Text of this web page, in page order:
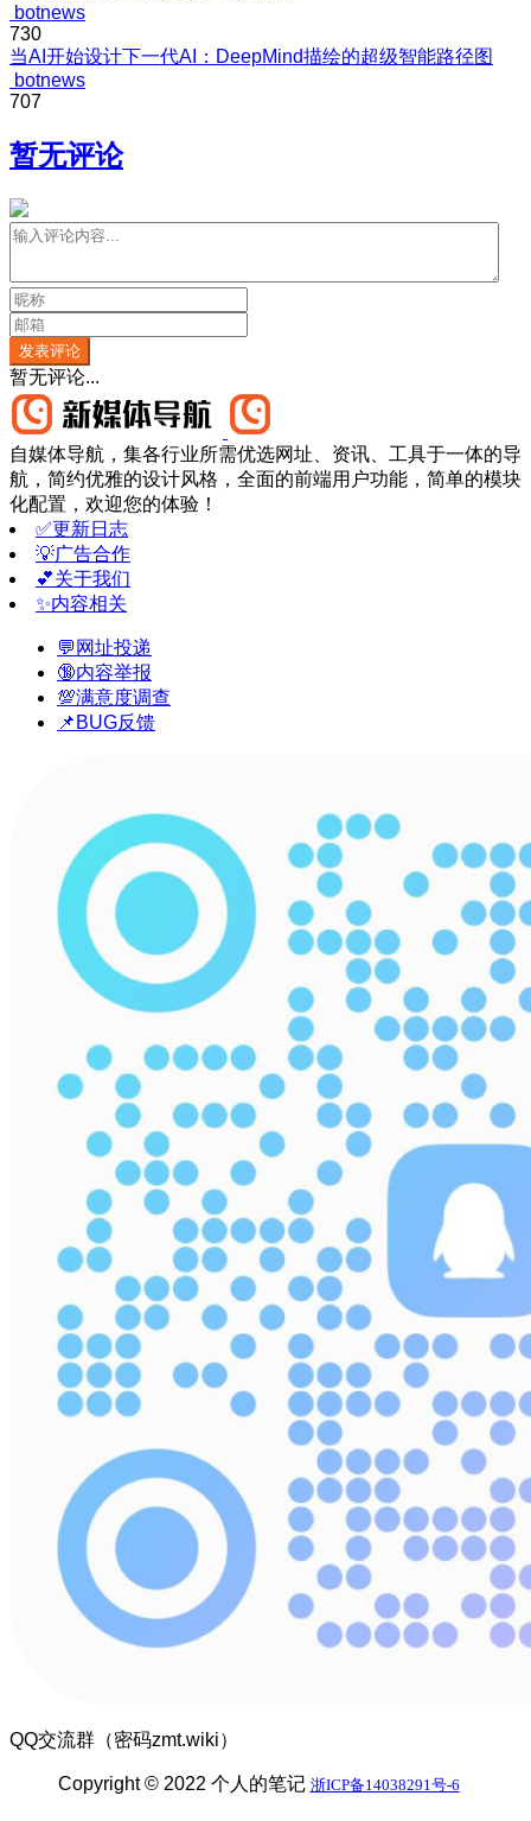
botnews
730
当AI开始设计下一代AI：DeepMind描绘的超级智能路径图
botnews
707
暂无评论
发表评论
暂无评论...
自媒体导航，集各行业所需优选网址、资讯、工具于一体的导
航，简约优雅的设计风格，全面的前端用户功能，简单的模块
化配置，欢迎您的体验！
✅更新日志
💡广告合作
💕关于我们
✨内容相关
💬网址投递
🔞内容举报
💯满意度调查
📌BUG反馈
QQ交流群（密码zmt.wiki）
Copyright © 2022 个人的笔记 浙ICP备14038291号-6